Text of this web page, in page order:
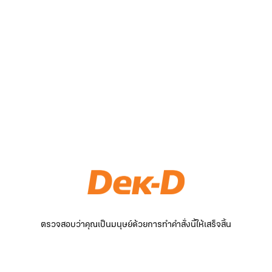
ตรวจสอบว่าคุณเป็นมนุษย์ด้วยการทำคำสั่งนี้ให้เสร็จสิ้น